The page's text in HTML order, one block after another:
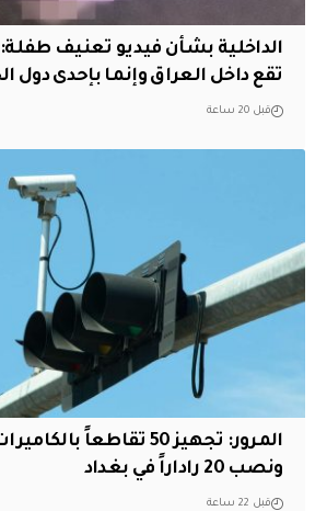
الداخلية بشأن فيديو تعنيف طفلة:
تقع داخل العراق وإنما بإحدى دول
قبل 20 ساعة
المرور: تجهيز 50 تقاطعاً
ونصب 20 راداراً في بغداد
قبل 22 ساعة